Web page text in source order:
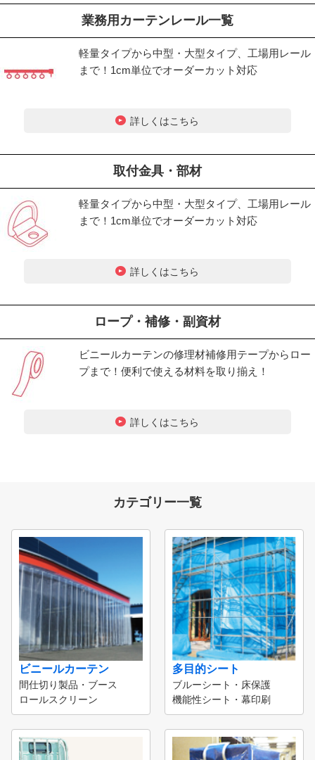
業務用カーテンレール一覧
軽量タイプから中型・大型タイプ、工場用レール
まで！1cm単位でオーダーカット対応
詳しくはこちら
取付金具・部材
軽量タイプから中型・大型タイプ、工場用レール
まで！1cm単位でオーダーカット対応
詳しくはこちら
ロープ・補修・副資材
ビニールカーテンの修理材補修用テープからロー
プまで！便利で使える材料を取り揃え！
詳しくはこちら
カテゴリー一覧
ビニールカーテン
間仕切り製品・ブース
ロールスクリーン
多目的シート
ブルーシート・床保護
機能性シート・幕印刷